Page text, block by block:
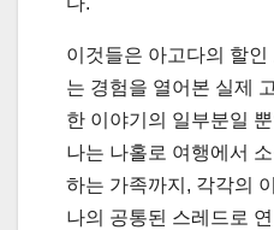
이것들은 아고다의 할
는 경험을 열어본 실제
한 이야기의 일부분일
나는 나홀로 여행에서
하는 가족까지, 각각의
나의 공통된 스레드로